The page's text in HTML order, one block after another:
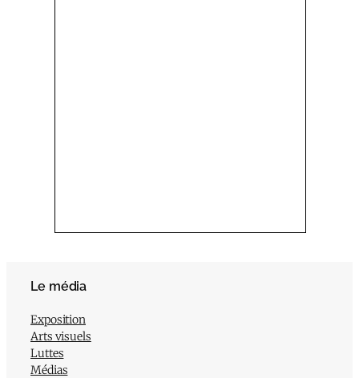
Le média
Exposition
Arts visuels
Luttes
Médias